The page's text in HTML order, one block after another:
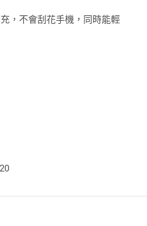
，不會刮花手機，同時能輕